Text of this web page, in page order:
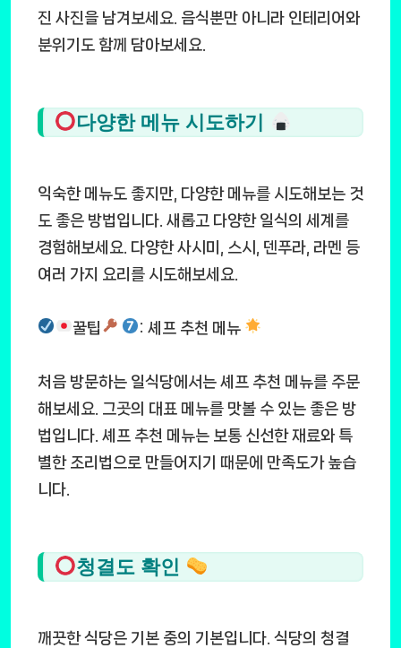
진 사진을 남겨보세요. 음식뿐만 아니라 인테리어와
분위기도 함께 담아보세요.
다양한 메뉴 시도하기
익숙한 메뉴도 좋지만, 다양한 메뉴를 시도해보는 것
도 좋은 방법입니다. 새롭고 다양한 일식의 세계를
경험해보세요. 다양한 사시미, 스시, 덴푸라, 라멘 등
여러 가지 요리를 시도해보세요.
꿀팁 : 셰프 추천 메뉴
처음 방문하는 일식당에서는 셰프 추천 메뉴를 주문
해보세요. 그곳의 대표 메뉴를 맛볼 수 있는 좋은 방
법입니다. 셰프 추천 메뉴는 보통 신선한 재료와 특
별한 조리법으로 만들어지기 때문에 만족도가 높습
니다.
청결도 확인
깨끗한 식당은 기본 중의 기본입니다. 식당의 청결